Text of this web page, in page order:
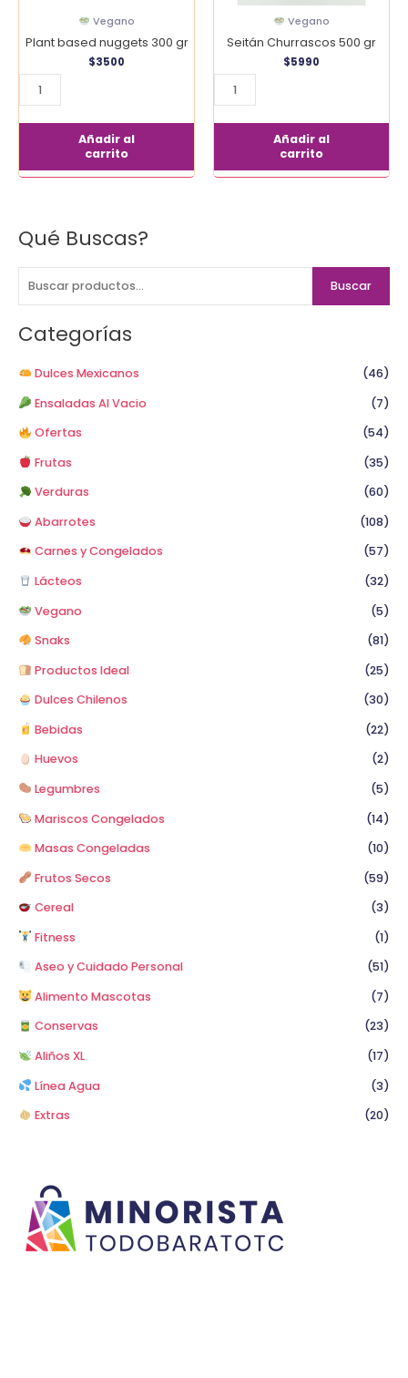
Qué Buscas?
B
c
a
p
o
:
Buscar
Categorías
Dulces Mexicanos
(46)
Ensaladas Al Vacio
(7)
Ofertas
(54)
Frutas
(35)
Verduras
(60)
Abarrotes
(108)
Carnes y Congelados
(57)
Lácteos
(32)
Vegano
(5)
Snaks
(81)
Productos Ideal
(25)
Dulces Chilenos
(30)
Bebidas
(22)
Huevos
(2)
Legumbres
(5)
Mariscos Congelados
(14)
Masas Congeladas
(10)
Frutos Secos
(59)
Cereal
(3)
Fitness
(1)
Aseo y Cuidado Personal
(51)
Alimento Mascotas
(7)
Conservas
(23)
Aliños XL
(17)
Línea Agua
(3)
Extras
(20)
Vegano
Plant based nuggets 300 gr
$3500
Añadir al
carrito
Vegano
Seitán Churrascos 500 gr
$5990
Añadir al
carrito